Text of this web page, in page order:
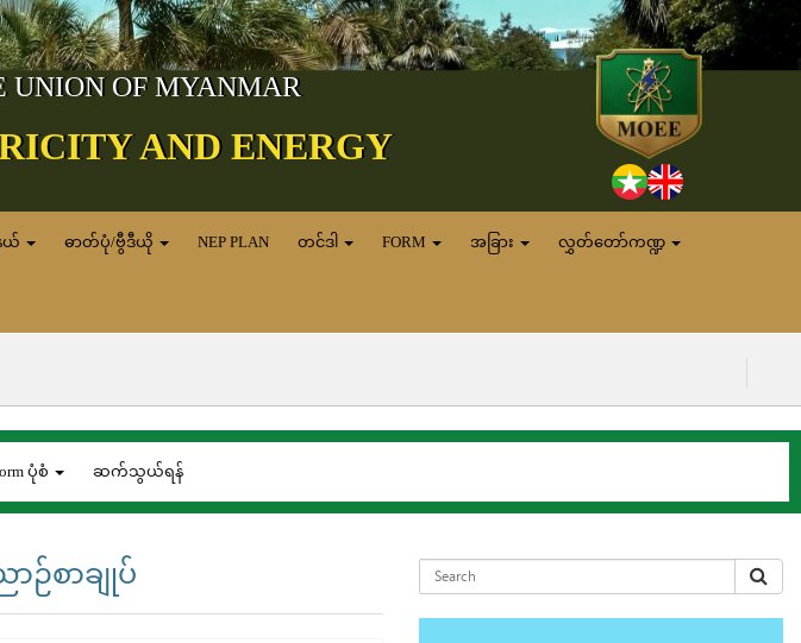
UNION OF MYANMAR
AND ENERGY
ယ် ဓာတ်ပုံ/ဗွီဒီယို NEP PLAN တင်ဒါ FORM အခြား လွှတ်တော်ကဏ္ဍ
ပုံစံ ဆက်သွယ်ရန်
ာဉ်စာချုပ်